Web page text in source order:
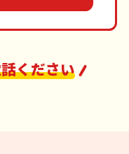
ください